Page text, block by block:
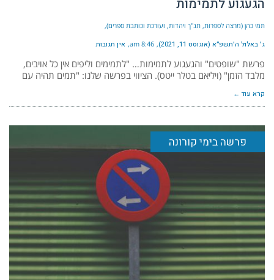
הגעגוע לתמימות
תמי כהן (מרצה לספרות, תנ"ך ויהדות, ועורכת וכותבת ספרים)
ג׳ באלול ה׳תשפ״א (אוגוסט 11, 2021) 8:46 am אין תגובות
פרשת "שופטים" והגעגוע לתמימות… "לתמימים וליפים אין כל אויבים,
מלבד הזמן" (ויליאם בטלר ייטס). הציווי בפרשה שלנו: "תמים תהיה עם
קרא עוד ←
פרשה בימי קורונה